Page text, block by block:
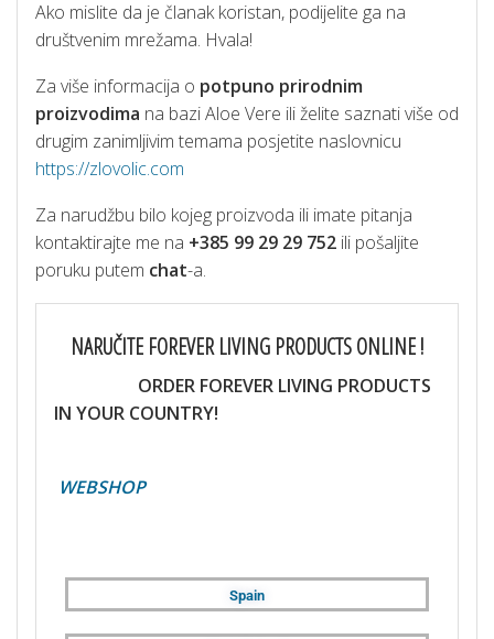
Ako mislite da je članak koristan, podijelite ga na
društvenim mrežama. Hvala!
Za više informacija o potpuno prirodnim
proizvodima na bazi Aloe Vere ili želite saznati više od
drugim zanimljivim temama posjetite naslovnicu
https://zlovolic.com
Za narudžbu bilo kojeg proizvoda ili imate pitanja
kontaktirajte me na +385 99 29 29 752 ili pošaljite
poruku putem chat-a.
NARUČITE FOREVER LIVING PRODUCTS ONLINE !
ORDER FOREVER LIVING PRODUCTS
IN YOUR COUNTRY!
WEBSHOP
Spain